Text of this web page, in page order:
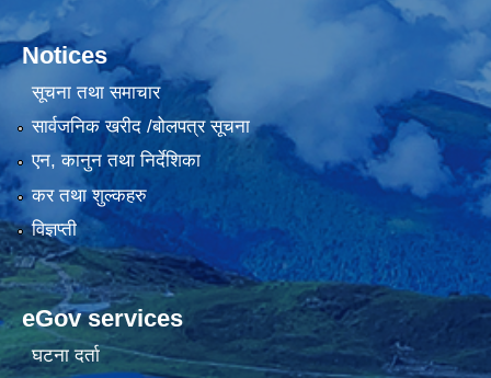
Notices
सूचना तथा समाचार
सार्वजनिक खरीद /बोलपत्र सूचना
एन, कानुन तथा निर्देशिका
कर तथा शुल्कहरु
विज्ञप्ती
eGov services
घटना दर्ता